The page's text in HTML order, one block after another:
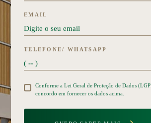
concordo em fornecer os dados acima.